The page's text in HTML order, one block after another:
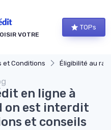
VOTRE
TOPs
et Conditions Éligibilité au
en ligne à
on est interdit
et conseils